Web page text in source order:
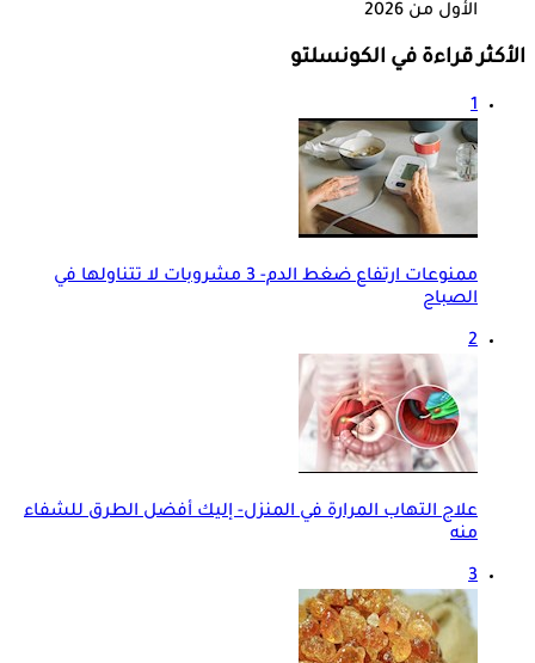
الأول من 2026
الأكثر قراءة في الكونسلتو
1
ممنوعات ارتفاع ضغط الدم- 3 مشروبات لا تتناولها في
الصباح
2
علاج التهاب المرارة في المنزل- إليك أفضل الطرق للشفاء
منه
3